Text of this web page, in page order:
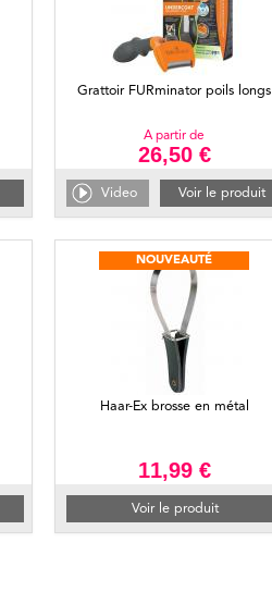
Grattoir FURminator poils longs
A partir de
26,50 €
Video Voir le produit
NOUVEAUTÉ
Haar-Ex brosse en métal
11,99 €
Voir le produit